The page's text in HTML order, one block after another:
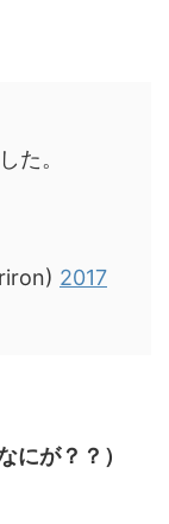
た。
2017
にが？？）